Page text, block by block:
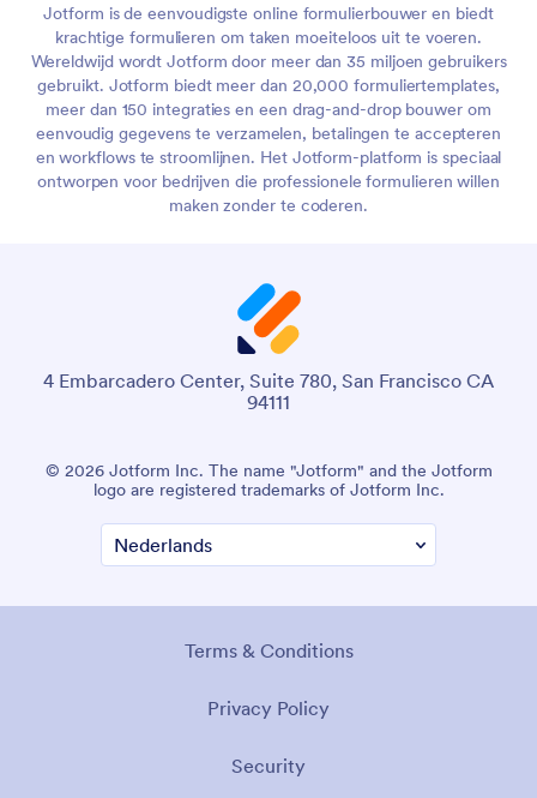
Jotform is de eenvoudigste online formulierbouwer en biedt
krachtige formulieren om taken moeiteloos uit te voeren.
Wereldwijd wordt Jotform door meer dan 35 miljoen gebruikers
gebruikt. Jotform biedt meer dan 20,000 formuliertemplates,
meer dan 150 integraties en een drag-and-drop bouwer om
eenvoudig gegevens te verzamelen, betalingen te accepteren
en workflows te stroomlijnen. Het Jotform-platform is speciaal
ontworpen voor bedrijven die professionele formulieren willen
maken zonder te coderen.
4 Embarcadero Center, Suite 780, San Francisco CA
94111
© 2026 Jotform Inc. The name "Jotform" and the Jotform
logo are registered trademarks of Jotform Inc.
Terms & Conditions
Privacy Policy
Security